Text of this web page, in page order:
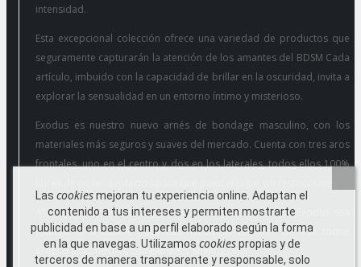
Las cookiesmejoran tu experiencia online. Adaptan el
contenido a tus intereses y permiten mostrarte
publicidad en base a un perfil elaborado según la forma
en la que navegas. Utilizamos cookiespropias y de
terceros de manera transparente y responsable, solo
intensidad.
Esta excepcional colección ofrece una variedad de productos que
seguramente capturarán la atención de los amantes del BDSM Cada
artículo, imbuido con la capacidad de brillar en la oscuridad, invita a
explorar la sensualidad en un entorno íntimo y misterioso.
Exodus es nuestro nuevo arnés de bondage masculino, con los
materiales más seguros y suaves del mercado. Cuenta con tres aros
frontales, uno en el centro y dos en los laterales, todos ellos 100%
Al mismo tiempo cuenta con cuatro hebillas para que Exodus sea
totalmente ajustable para casi cualquier tamaño. Da ese toque
erótico a tus noches con Exodus y Shining Line.